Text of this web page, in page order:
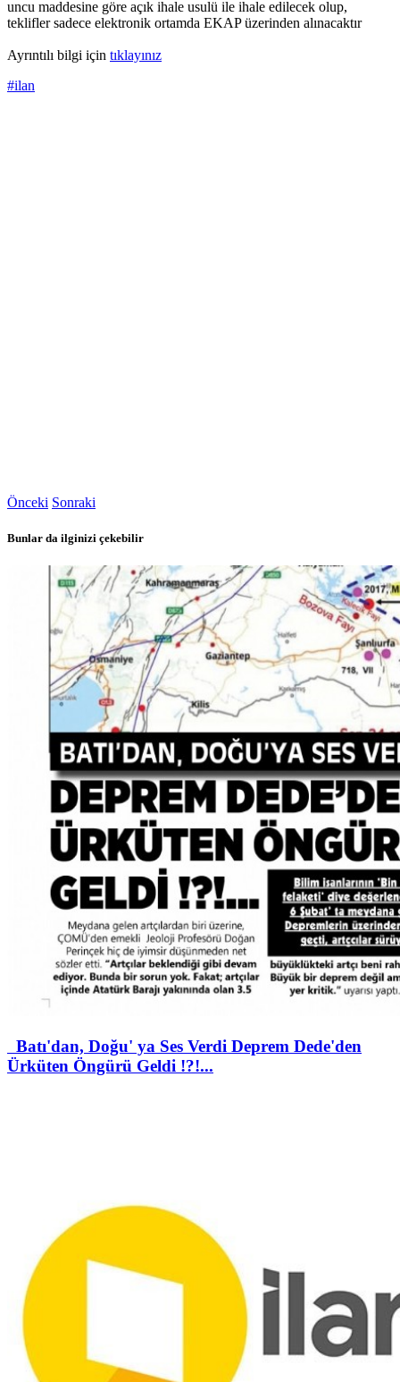
uncu maddesine göre açık ihale usulü ile ihale edilecek olup,
teklifler sadece elektronik ortamda EKAP üzerinden alınacaktır
Ayrıntılı bilgi için tıklayınız
#ilan
Önceki Sonraki
Bunlar da ilginizi çekebilir
Batı'dan, Doğu' ya Ses Verdi Deprem Dede'den
Ürküten Öngürü Geldi !?!...